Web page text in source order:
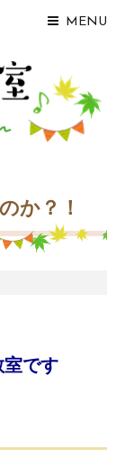
MENU
か？！
室です